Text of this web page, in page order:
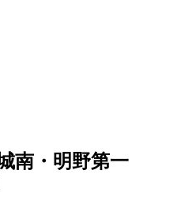
南・明野第一